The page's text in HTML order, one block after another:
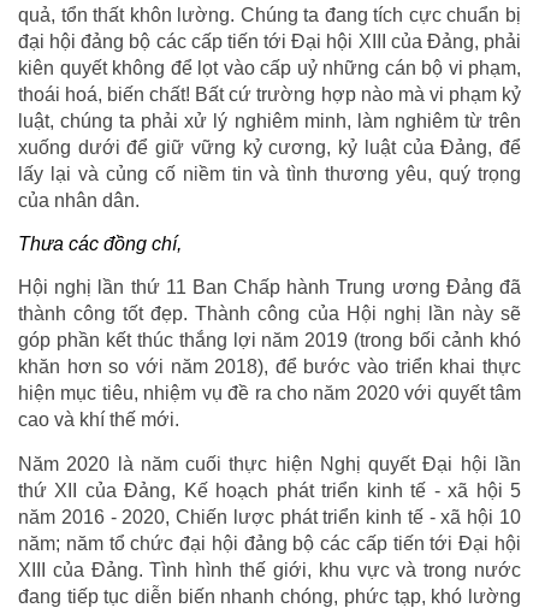
quả, tổn thất khôn lường. Chúng ta đang tích cực chuẩn bị
đại hội đảng bộ các cấp tiến tới Đại hội XIII của Đảng, phải
kiên quyết không để lọt vào cấp uỷ những cán bộ vi phạm,
thoái hoá, biến chất! Bất cứ trường hợp nào mà vi phạm kỷ
luật, chúng ta phải xử lý nghiêm minh, làm nghiêm từ trên
xuống dưới để giữ vững kỷ cương, kỷ luật của Đảng, để
lấy lại và củng cố niềm tin và tình thương yêu, quý trọng
của nhân dân.
Thưa các đồng chí,
Hội nghị lần thứ 11 Ban Chấp hành Trung ương Đảng đã
thành công tốt đẹp. Thành công của Hội nghị lần này sẽ
góp phần kết thúc thắng lợi năm 2019 (trong bối cảnh khó
khăn hơn so với năm 2018), để bước vào triển khai thực
hiện mục tiêu, nhiệm vụ đề ra cho năm 2020 với quyết tâm
cao và khí thế mới.
Năm 2020 là năm cuối thực hiện Nghị quyết Đại hội lần
thứ XII của Đảng, Kế hoạch phát triển kinh tế - xã hội 5
năm 2016 - 2020, Chiến lược phát triển kinh tế - xã hội 10
năm; năm tổ chức đại hội đảng bộ các cấp tiến tới Đại hội
XIII của Đảng. Tình hình thế giới, khu vực và trong nước
đang tiếp tục diễn biến nhanh chóng, phức tạp, khó lường